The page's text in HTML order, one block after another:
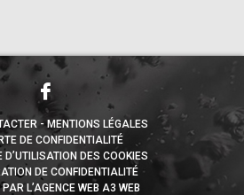
MENTIONS LÉGALES
DE CONFIDENTIALITÉ
D’UTILISATION DES COOKIES
DE CONFIDENTIALITÉ
L’AGENCE WEB A3 WEB